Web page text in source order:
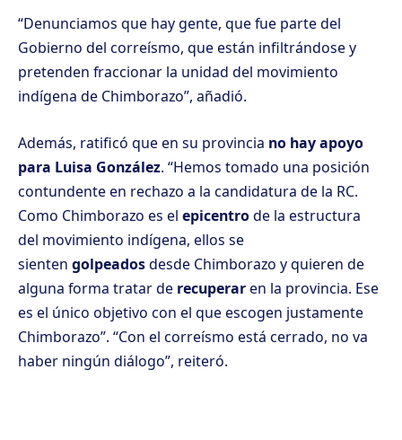
“Denunciamos que hay gente, que fue parte del
Gobierno del correísmo, que están infiltrándose y
pretenden fraccionar la unidad del movimiento
indígena de Chimborazo”, añadió.
Además, ratificó que en su provincia no hay apoyo
para Luisa González. “Hemos tomado una posición
contundente en rechazo a la candidatura de la RC.
Como Chimborazo es el epicentrode la estructura
del movimiento indígena, ellos se
sienten golpeadosdesde Chimborazo y quieren de
alguna forma tratar de recuperaren la provincia. Ese
es el único objetivo con el que escogen justamente
Chimborazo”. “Con el correísmo está cerrado, no va
haber ningún diálogo”, reiteró.